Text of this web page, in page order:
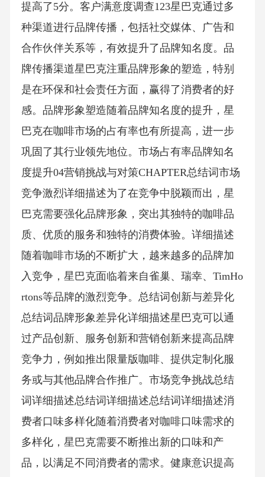
提高了5分。客户满意度调查123星巴克通过多
种渠道进行品牌传播，包括社交媒体、广告和
合作伙伴关系等，有效提升了品牌知名度。品
牌传播渠道星巴克注重品牌形象的塑造，特别
是在环保和社会责任方面，赢得了消费者的好
感。品牌形象塑造随着品牌知名度的提升，星
巴克在咖啡市场的占有率也有所提高，进一步
巩固了其行业领先地位。市场占有率品牌知名
度提升04营销挑战与对策CHAPTER总结词市场
竞争激烈详细描述为了在竞争中脱颖而出，星
巴克需要强化品牌形象，突出其独特的咖啡品
质、优质的服务和独特的消费体验。详细描述
随着咖啡市场的不断扩大，越来越多的品牌加
入竞争，星巴克面临着来自雀巢、瑞幸、TimHo
rtons等品牌的激烈竞争。总结词创新与差异化
总结词品牌形象差异化详细描述星巴克可以通
过产品创新、服务创新和营销创新来提高品牌
竞争力，例如推出限量版咖啡、提供定制化服
务或与其他品牌合作推广。市场竞争挑战总结
词详细描述总结词详细描述总结词详细描述消
费者口味多样化随着消费者对咖啡口味需求的
多样化，星巴克需要不断推出新的口味和产
品，以满足不同消费者的需求。健康意识提高